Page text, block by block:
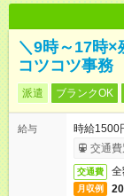
＼9時～17時×
コツコツ事務
派遣 ブランクOK
給与
時給1500
交通費
交通費
月収例